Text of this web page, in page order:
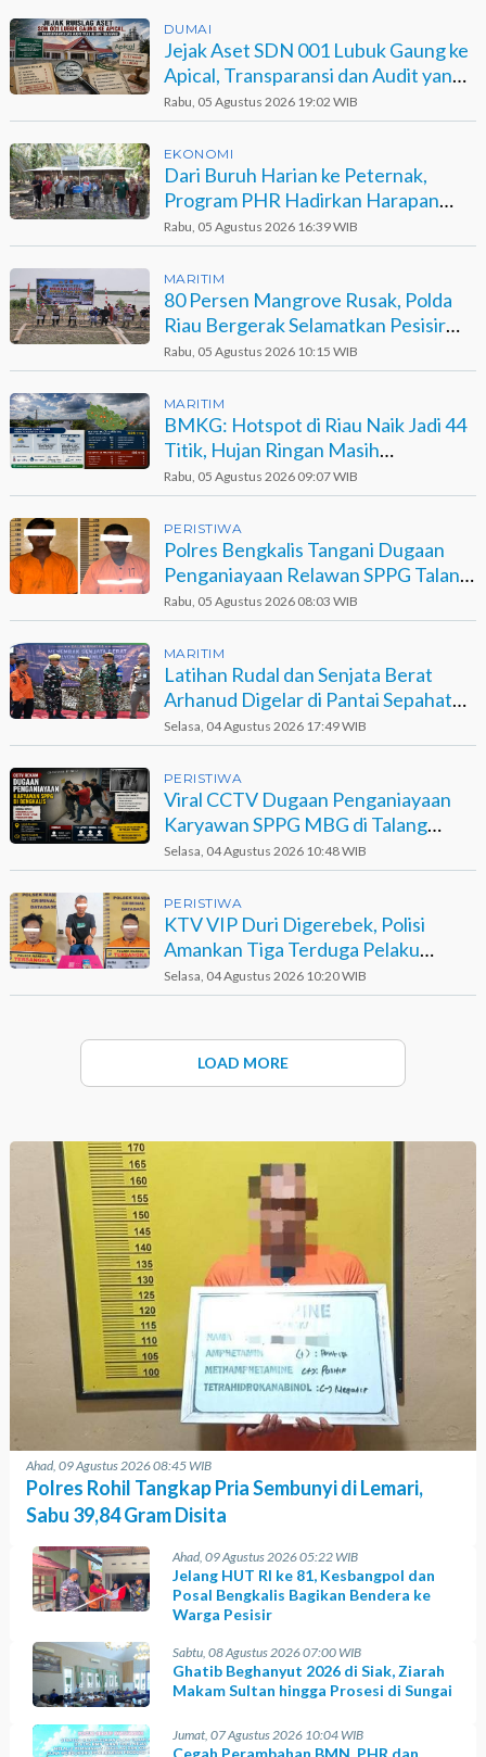
DUMAI
Jejak Aset SDN 001 Lubuk Gaung ke
Apical, Transparansi dan Audit yang
Belum Terjawab
Rabu, 05 Agustus 2026 19:02 WIB
EKONOMI
Dari Buruh Harian ke Peternak,
Program PHR Hadirkan Harapan
Baru bagi Suku Sakai
Rabu, 05 Agustus 2026 16:39 WIB
MARITIM
80 Persen Mangrove Rusak, Polda
Riau Bergerak Selamatkan Pesisir
Sinaboi
Rabu, 05 Agustus 2026 10:15 WIB
MARITIM
BMKG: Hotspot di Riau Naik Jadi 44
Titik, Hujan Ringan Masih
Berpotensi Terjadi
Rabu, 05 Agustus 2026 09:07 WIB
PERISTIWA
Polres Bengkalis Tangani Dugaan
Penganiayaan Relawan SPPG Talang
Muandau
Rabu, 05 Agustus 2026 08:03 WIB
MARITIM
Latihan Rudal dan Senjata Berat
Arhanud Digelar di Pantai Sepahat
Bengkalis
Selasa, 04 Agustus 2026 17:49 WIB
PERISTIWA
Viral CCTV Dugaan Penganiayaan
Karyawan SPPG MBG di Talang
Muandau
Selasa, 04 Agustus 2026 10:48 WIB
PERISTIWA
KTV VIP Duri Digerebek, Polisi
Amankan Tiga Terduga Pelaku
Narkotika
Selasa, 04 Agustus 2026 10:20 WIB
LOAD MORE
Ahad, 09 Agustus 2026 08:45 WIB
Polres Rohil Tangkap Pria Sembunyi di Lemari,
Sabu 39,84 Gram Disita
Ahad, 09 Agustus 2026 05:22 WIB
Jelang HUT RI ke 81, Kesbangpol dan
Posal Bengkalis Bagikan Bendera ke
Warga Pesisir
Sabtu, 08 Agustus 2026 07:00 WIB
Ghatib Beghanyut 2026 di Siak, Ziarah
Makam Sultan hingga Prosesi di Sungai
Jumat, 07 Agustus 2026 10:04 WIB
Cegah Perambahan BMN, PHR dan